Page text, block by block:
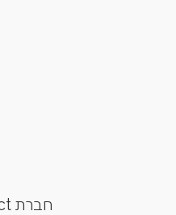
חברת Carmel Direct גאה להציג את גרילי הגז מבית המותגים המובילים בעולם. Grandhall, Napoleon, Caesar Grill, Lynx ועוד.